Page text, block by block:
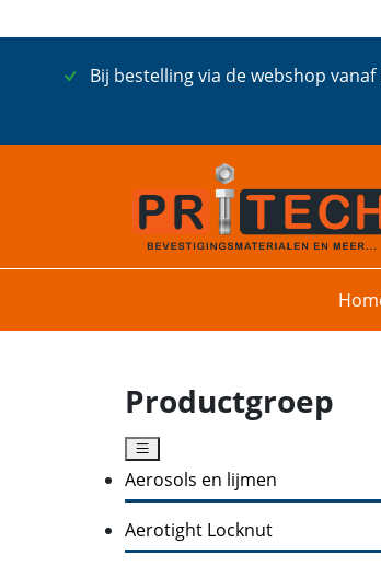
Bij bestelling via de webshop
Productgroep
Aerosols en lijmen
Aerotight Locknut